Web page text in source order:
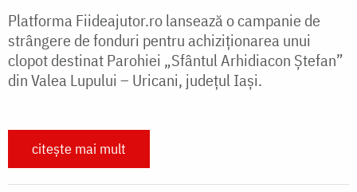
Platforma Fiideajutor.ro lansează o campanie de
strângere de fonduri pentru achiziționarea unui
clopot destinat Parohiei „Sfântul Arhidiacon Ștefan”
din Valea Lupului – Uricani, județul Iași.
citește mai mult